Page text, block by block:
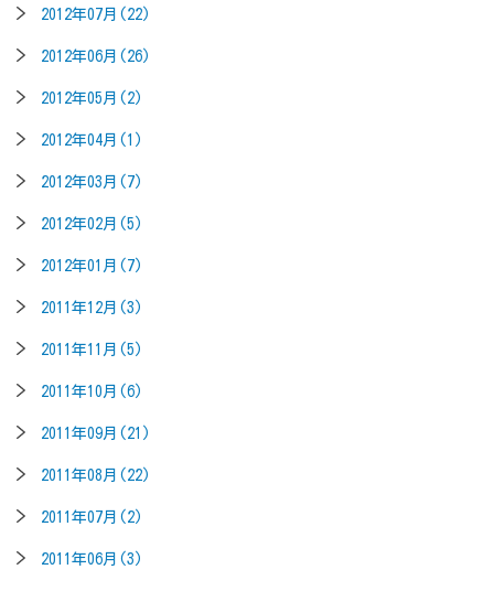
2012年07月(22)
2012年06月(26)
2012年05月(2)
2012年04月(1)
2012年03月(7)
2012年02月(5)
2012年01月(7)
2011年12月(3)
2011年11月(5)
2011年10月(6)
2011年09月(21)
2011年08月(22)
2011年07月(2)
2011年06月(3)